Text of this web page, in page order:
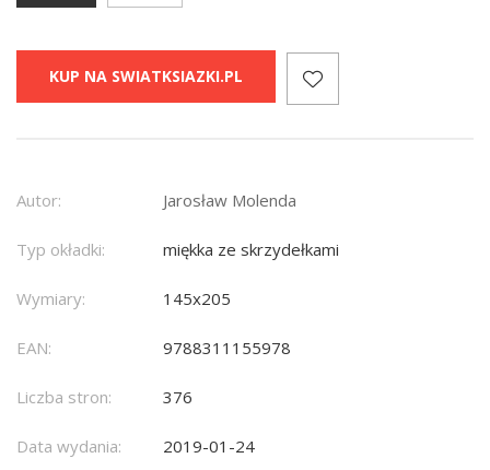
KUP NA SWIATKSIAZKI.PL
Autor: Jarosław Molenda
Typ okładki: miękka ze skrzydełkami
Wymiary: 145x205
EAN: 9788311155978
Liczba stron: 376
Data wydania: 2019-01-24